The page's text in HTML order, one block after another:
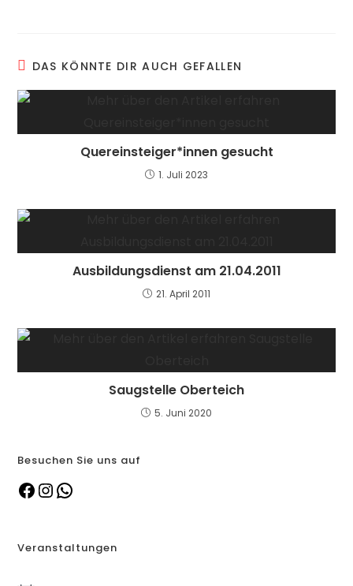
DAS KÖNNTE DIR AUCH GEFALLEN
Quereinsteiger*innen gesucht
1. Juli 2023
Ausbildungsdienst am 21.04.2011
21. April 2011
Saugstelle Oberteich
5. Juni 2020
Besuchen Sie uns auf
Veranstaltungen